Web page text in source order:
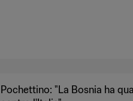
Pochettino: "La Bosnia ha